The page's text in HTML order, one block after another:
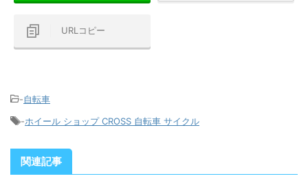
URLコピー
-自転車
-ホイール ショップ CROSS 自転車 サイクル
関連記事